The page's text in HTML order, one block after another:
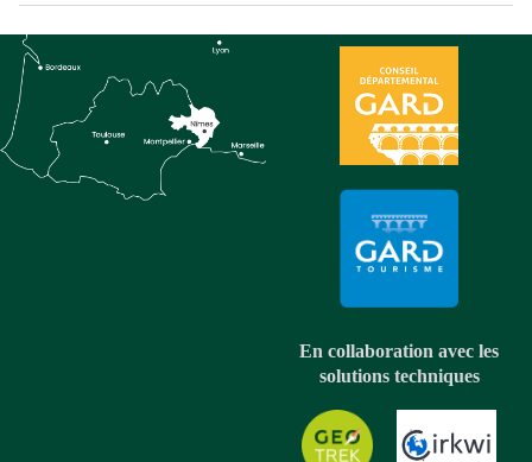
En collaboration avec les
solutions techniques